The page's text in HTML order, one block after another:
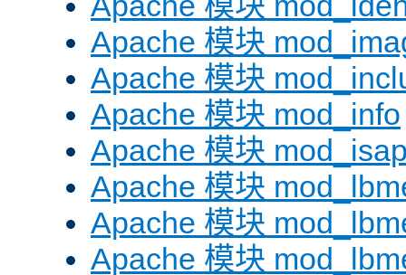
Apache 模块
Apache 模块
Apache 模块 mod_info
Apache 模块
Apache 模块
Apache 模块
Apache 模块